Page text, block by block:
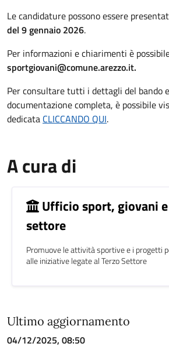
Le candidature possono essere
del 9 gennaio 2026.
Per informazioni e chiarimenti è
sportgiovani@comune.arezzo.it.
Per consultare tutti i dettagli del bando
documentazione completa, è possibile
dedicata CLICCANDO QUI.
A cura di
Ufficio sport, giovani
settore
Promuove le attività sportive e i progetti
alle iniziative legate al Terzo Settore
Ultimo aggiornamento
04/12/2025, 08:50